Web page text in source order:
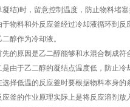
凝结)时，留意控制温度，防止物料堵
于物料和外反应釜经过冷却液循环到
二醇作为冷却液。
先的原因是乙二醇能够和水混合制成符
是由于乙二醇的凝结点温度低，防止
选择低温的反应釜时要根据物料本身
应釜的作业原理实际上是将反应溶剂